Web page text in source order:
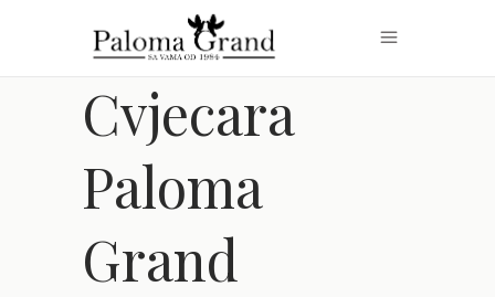
Cvjecara
Paloma
Grand